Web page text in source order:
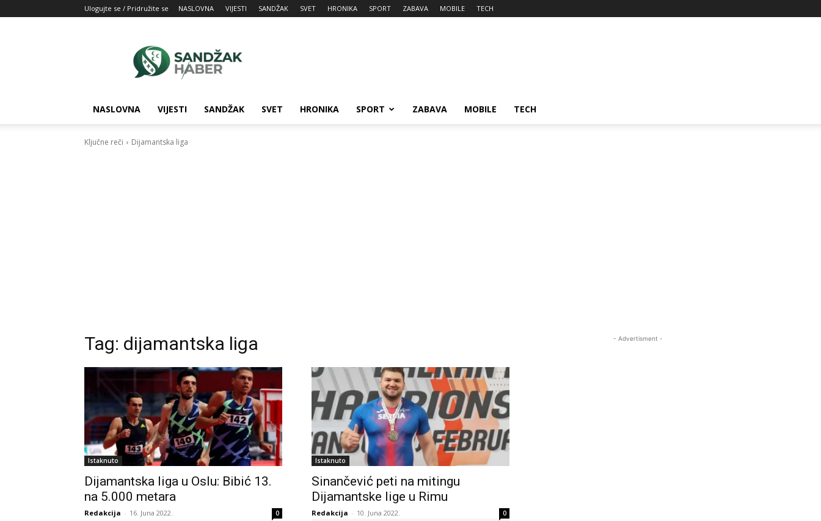
Ulogujte se / Pridružite se NASLOVNA VIJESTI SANDŽAK SVET HRONIKA SPORT ZABAVA MOBILE TECH
Vaš
izvor
NASLOVNA VIJESTI SANDŽAK SVET HRONIKA SPORT ZABAVA MOBILE TECH
Ključne reči Dijamantska liga
Tag: dijamantska liga
Istaknuto
Dijamantska liga u Oslu: Bibić 13.
na 5.000 metara
Redakcija - 16. Juna 2022. 0
Istaknuto
Sinančević peti na mitingu
Dijamantske lige u Rimu
Redakcija - 10. Juna 2022. 0
- Advertisment -